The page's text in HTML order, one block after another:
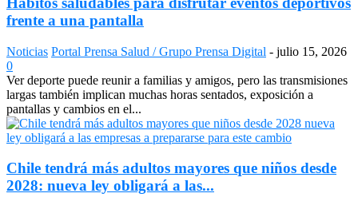
frente a una pantalla
Noticias Portal Prensa Salud / Grupo Prensa Digital - julio 15, 2026
0
Ver deporte puede reunir a familias y amigos, pero las transmisiones
largas también implican muchas horas sentados, exposición a
pantallas y cambios en el...
Chile tendrá más adultos mayores que niños desde
2028: nueva ley obligará a las...